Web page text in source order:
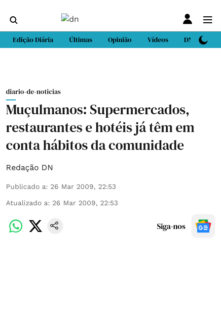
Edição Diária Últimas Opinião Vídeos DN Sport
diario-de-noticias
Muçulmanos: Supermercados,
restaurantes e hotéis já têm em
conta hábitos da comunidade
Redação DN
Publicado a: 26 Mar 2009, 22:53
Atualizado a: 26 Mar 2009, 22:53
Siga-nos